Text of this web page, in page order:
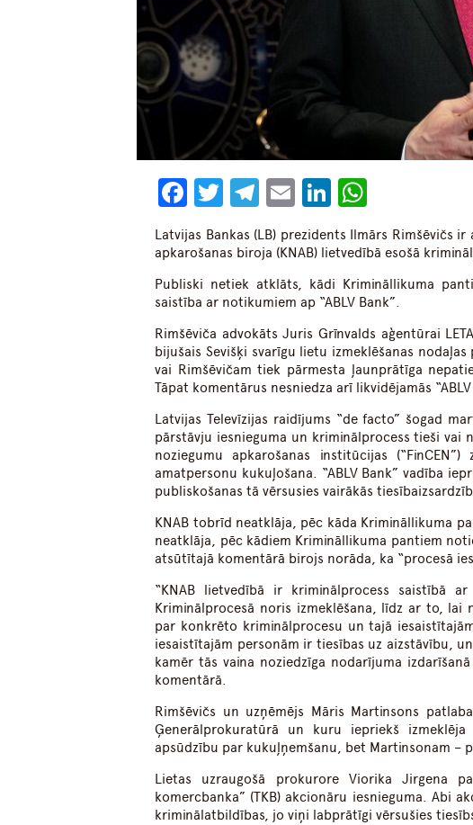
Facebook
Twitter
Telegram
EmailLinkedIn
Latvijas Bankas (LB) prezidents Ilmārs Rimšēvičs
apkarošanas biroja (KNAB) lietvedībā esošā
Publiski netiek atklāts, kādi Krimināllikuma
saistība ar notikumiem ap “ABLV Bank”.
Rimšēviča advokāts Juris Grīnvalds aģentūrai
bijušais Sevišķi svarīgu lietu izmeklēšanas
vai Rimšēvičam tiek pārmesta ļaunprātīga
Tāpat komentārus nesniedza arī likvidējamās
Latvijas Televīzijas raidījums “de facto” šogad
pārstāvju iesnieguma un kriminālprocess tieši vai
noziegumu apkarošanas institūcijas
amatpersonu kukuļošana. “ABLV Bank” vadība
publiskošanas tā vērsusies vairākās
KNAB tobrīd neatklāja, pēc kāda Krimināllikuma
neatklāja, pēc kādiem Krimināllikuma pantiem
atsūtītajā komentārā birojs norāda, ka “procesā
“KNAB lietvedībā ir kriminālprocess saistībā
Kriminālprocesā noris izmeklēšana, līdz ar to,
par konkrēto kriminālprocesu un tajā
iesaistītajām personām ir tiesības uz aizstāvību,
kamēr tās vaina noziedzīga nodarījuma
komentārā.
Rimšēvičs un uzņēmējs Māris Martinsons
Ģenerālprokuratūrā un kuru iepriekš izmeklēja
apsūdzību par kukuļņemšanu, bet Martinsonam –
Lietas uzraugošā prokurore Viorika Jirgena
komercbanka” (TKB) akcionāru iesnieguma. Abi
kriminālatbildības, jo viņi labprātīgi vērsušies